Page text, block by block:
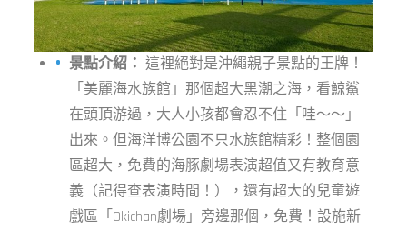
景點介紹： 這裡絕對是沖繩親子景點的王牌！
「美麗海水族館」那個超大黑潮之海，看鯨鯊
在頭頂游過，大人小孩都會忍不住「哇～～」
出來。但海洋博公園不只水族館精彩！整個園
區超大，免費的海豚劇場表演超值又有教育意
義（記得查表演時間！），還有超大的兒童遊
戲區「Okichan劇場」旁邊那個，免費！設施新